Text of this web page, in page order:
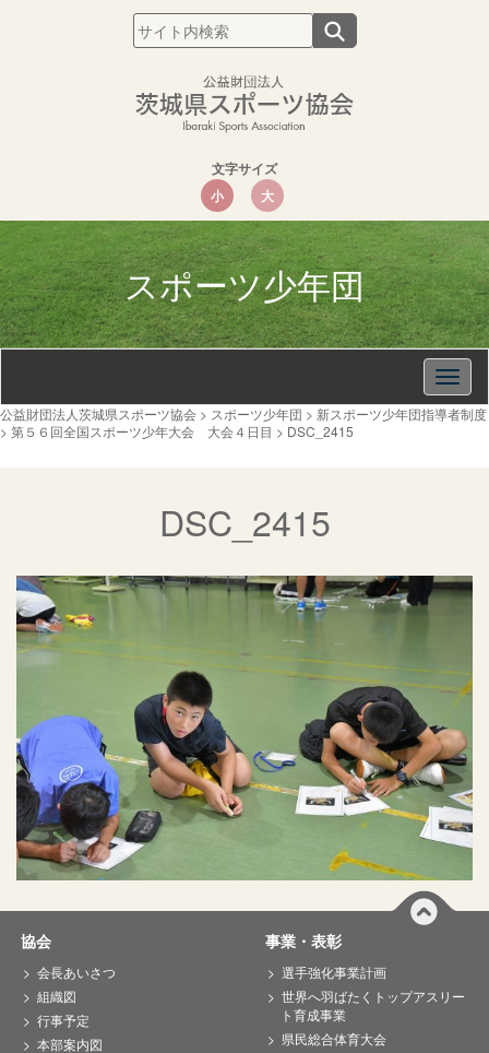
文字サイズ
小
大
スポーツ少年団
公益財団法人茨城県スポーツ協会 > スポーツ少年団 > 新スポーツ少年団指導者制度
> 第５６回全国スポーツ少年大会 大会４日目 > DSC_2415
DSC_2415
協会
会長あいさつ
組織図
行事予定
本部案内図
事業・表彰
選手強化事業計画
世界へ羽ばたくトップアスリー
ト育成事業
県民総合体育大会